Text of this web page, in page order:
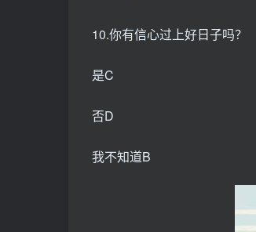
10.你有信心过上好日子吗？
是C
否D
我不知道B